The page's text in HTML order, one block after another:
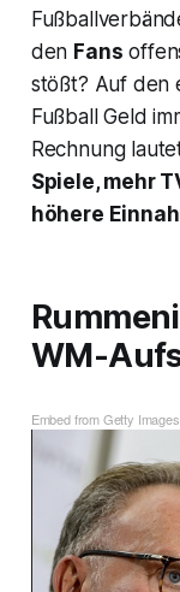
den Fans
stößt? Auf den
Fußball Geld
Rechnung
Spiele, mehr
höhere
WM-
Embed from Getty Images